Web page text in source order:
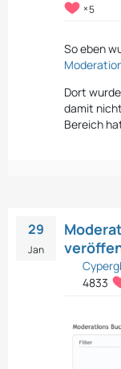
5
So eben
Dort
damit
Bereich
29
Jan
4833